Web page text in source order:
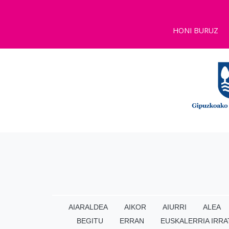
HONI BURUZ
AIARALDEA AIKOR AIURRI ALEA
BEGITU
ERRAN EUSKALERRIA